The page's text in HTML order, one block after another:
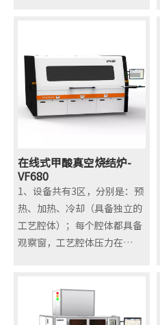
（两种或两种以上）保护氛围
内进行固化，提升产品固化质
量。
整体设备包含：施压系统、真
空系统、加热系统、温度控制
北京中科同志科技股份有限公
司（以下简称“中科同
志”），专业从事半导体设备
的研发、生产、销售并举的高
新技术企业，产品主要包括银
烧结设备、倒装芯片共晶贴片
流焊等。公司致力于碳化硅功
率芯片的封装，纳米银烧结印
在线式甲酸真空烧结炉-
VF680
1、设备共有3区，分别是：预
热、加热、冷却（具备独立的
工艺腔体）；每个腔体都具备
观察窗，工艺腔体压力在
气+甲酸）气氛环境，并能精
准控制；支持焊片工艺。